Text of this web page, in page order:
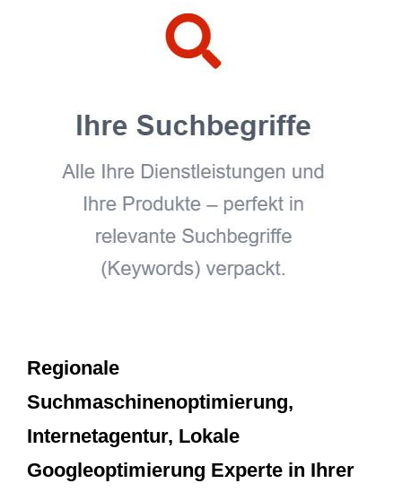
Regionale
Suchmaschinenoptimierung,
Internetagentur, Lokale
Googleoptimierung Experte in Ihrer